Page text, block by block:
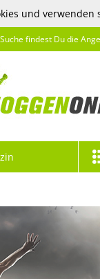
und
findest Du die